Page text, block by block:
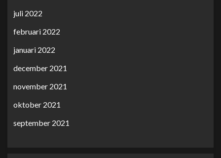
juli 2022
februari 2022
januari 2022
december 2021
november 2021
oktober 2021
september 2021